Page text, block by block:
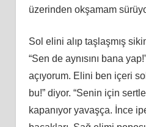
üzerinden okşamam
Sol elini alıp taşlaşmış
“Sen de aynısını bana
açıyorum. Elini ben içeri
bu!” diyor. “Senin için
kapanıyor yavaşça. İnce